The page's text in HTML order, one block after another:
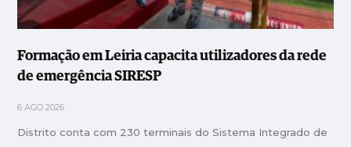
Formação em Leiria capacita utilizadores da rede
de emergência SIRESP
6 AGO 2026
Distrito conta com 230 terminais do Sistema Integrado de